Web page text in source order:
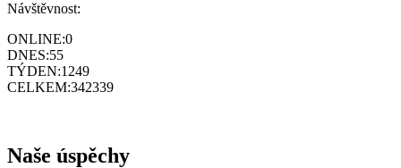
Návštěvnost:
ONLINE:0
DNES:55
TÝDEN:1249
CELKEM:342339
Naše úspěchy